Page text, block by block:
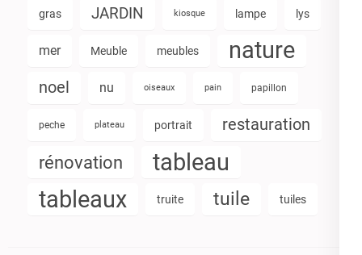
gras JARDIN kiosque lampe lys
mer Meuble meubles nature
noel nu oiseaux pain papillon
peche plateau portrait restauration
rénovation
tableau
tableaux
truite tuile tuiles